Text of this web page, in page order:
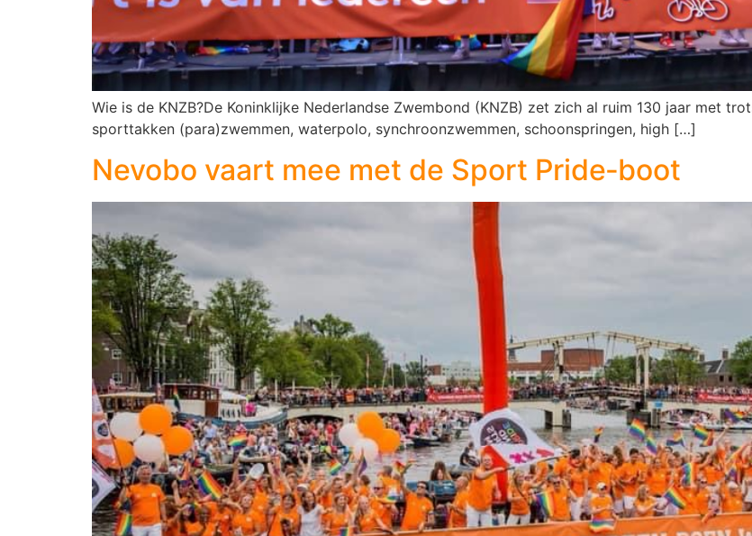
Wie is de KNZB?De Koninklijke Nederlandse Zwembond (KNZB) zet zich al ruim 130 jaar met
sporttakken (para)zwemmen, waterpolo, synchroonzwemmen, schoonspringen, high […]
Nevobo vaart mee met de Sport Pride‑boot